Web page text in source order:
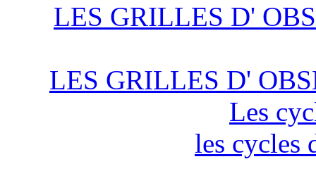
LES GRILLES D'
LES GRILLES D'
Les
les cycles